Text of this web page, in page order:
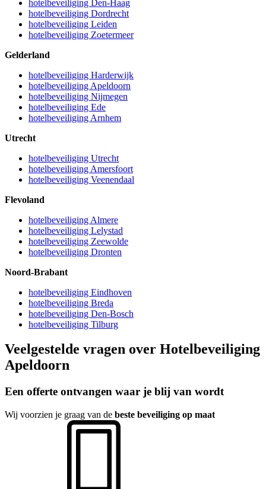
hotelbeveiliging Den-Haag
hotelbeveiliging Dordrecht
hotelbeveiliging Leiden
hotelbeveiliging Zoetermeer
Gelderland
hotelbeveiliging Harderwijk
hotelbeveiliging Apeldoorn
hotelbeveiliging Nijmegen
hotelbeveiliging Ede
hotelbeveiliging Arnhem
Utrecht
hotelbeveiliging Utrecht
hotelbeveiliging Amersfoort
hotelbeveiliging Veenendaal
Flevoland
hotelbeveiliging Almere
hotelbeveiliging Lelystad
hotelbeveiliging Zeewolde
hotelbeveiliging Dronten
Noord-Brabant
hotelbeveiliging Eindhoven
hotelbeveiliging Breda
hotelbeveiliging Den-Bosch
hotelbeveiliging Tilburg
Veelgestelde vragen over Hotelbeveiliging
Apeldoorn
Een offerte ontvangen waar je blij van wordt
Wij voorzien je graag van de beste beveiliging op maat